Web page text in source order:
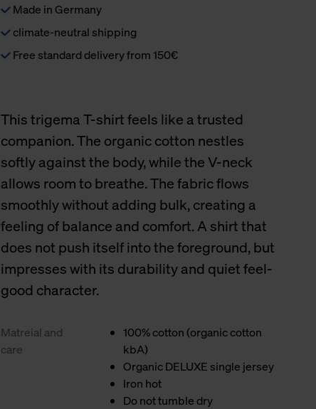
Made in Germany
climate-neutral shipping
Free standard delivery from 150€
This trigema T-shirt feels like a trusted
companion. The organic cotton nestles
softly against the body, while the V-neck
allows room to breathe. The fabric flows
smoothly without adding bulk, creating a
feeling of balance and comfort. A shirt that
does not push itself into the foreground, but
impresses with its durability and quiet feel-
good character.
Matreial and
care
100% cotton (organic cotton
kbA)
Organic DELUXE single jersey
Iron hot
Do not tumble dry